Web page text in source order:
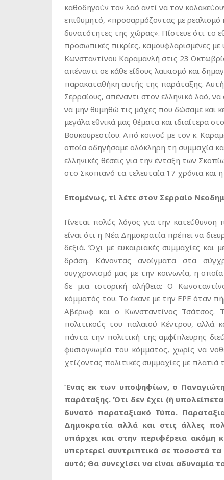
καθοδηγούν τον λαό αντί να τον
επιθυμητό, «προσαρμόζοντας με ρεαλισμό
δυνατότητες της χώρας». Πίστευε ότι το
προσωπικές πικρίες, καμουφλαρισμένες
Κωνσταντίνου Καραμανλή στις 23
απέναντι σε κάθε είδους λαϊκισμό και
παρακαταθήκη αυτής της παράταξης. Αυτή
Σερραίους, απέναντι στον ελληνικό λαό,
να μην θυμηθώ τις μάχες που δώσαμε και
μεγάλα εθνικά μας θέματα και ιδιαίτερα
Βουκουρεστίου. Από κοινού με τον κ.
οποία οδηγήσαμε ολόκληρη τη συμμαχία
ελληνικές θέσεις για την ένταξη των
στο Σκοπιανό τα τελευταία 17 χρόνια και
Επομένως, τί λέτε στον Σερραίο
Γίνεται πολύς λόγος για την
είναι ότι η Νέα Δημοκρατία πρέπει να
δεξιά. Όχι με ευκαιριακές συμμαχίες και
δράση. Κάνοντας ανοίγματα στα
συγχρονισμό μας με την κοινωνία, η
δε μια ιστορική αλήθεια: Ο
κόμματός του. Το έκανε με την ΕΡΕ όταν
Αβέρωφ και ο Κωνσταντίνος
πολιτικούς του παλαιού Κέντρου, αλλά
πάντα την πολιτική της αμφίπλευρης
φυσιογνωμία του κόμματος, χωρίς να
χτίζοντας πολιτικές συμμαχίες με πλατιά
Ένας εκ των υποψηφίων, ο
παράταξης. Ότι δεν έχει (ή
δυνατό παραταξιακό Τύπο.
Δημοκρατία αλλά και στις άλλες
υπάρχει και στην περιφέρεια
υπερτερεί συντριπτικά σε ποσοστά
αυτό; Θα συνεχίσει να είναι αδυναμία